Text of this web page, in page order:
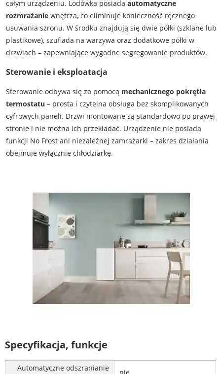
całym urządzeniu. Lodówka posiada automatyczne
rozmrażaniewnętrza, co eliminuje konieczność ręcznego
usuwania szronu. W środku znajdują się dwie półki (szklane lub
plastikowe), szuflada na warzywa oraz dodatkowe półki w
drzwiach – zapewniające wygodne segregowanie produktów.
Sterowanie i eksploatacja
Sterowanie odbywa się za pomocą mechanicznego pokrętła
termostatu – prosta i czytelna obsługa bez skomplikowanych
cyfrowych paneli. Drzwi montowane są standardowo po prawej
stronie i nie można ich przekładać. Urządzenie nie posiada
funkcji No Frost ani niezależnej zamrażarki – zakres działania
obejmuje wyłącznie chłodziarkę.
Specyfikacja, funkcje
Automatyczne odszranianie